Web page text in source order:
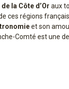
la Côte d’Or aux
ces régions
et son
Comté est une